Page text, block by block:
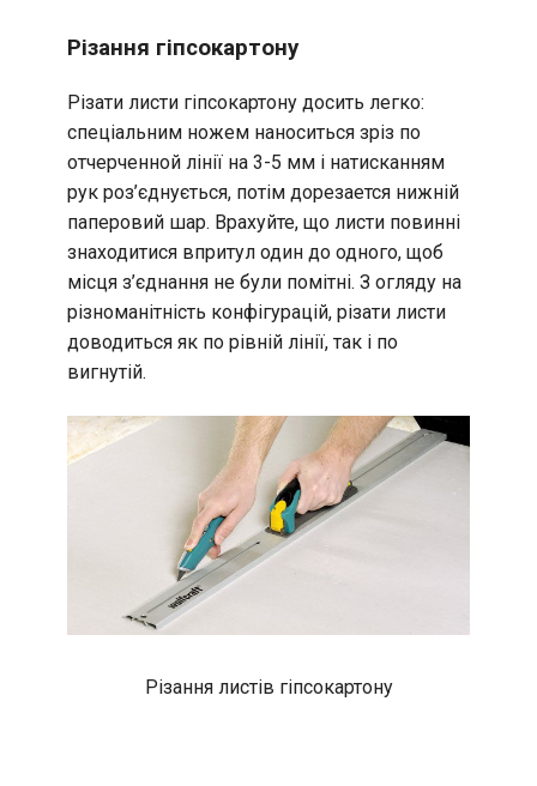
Різання гіпсокартону
Різати листи гіпсокартону досить легко:
спеціальним ножем наноситься зріз по
отчерченной лінії на 3-5 мм і натисканням
рук роз’єднується, потім дорезается нижній
паперовий шар. Врахуйте, що листи повинні
знаходитися впритул один до одного, щоб
місця з’єднання не були помітні. З огляду на
різноманітність конфігурацій, різати листи
доводиться як по рівній лінії, так і по
вигнутій.
Різання листів гіпсокартону